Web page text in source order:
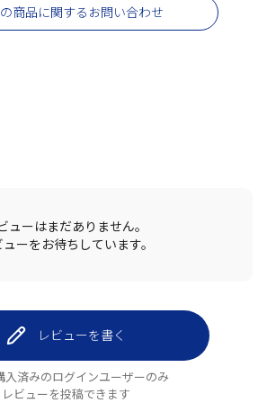
商品に関するお問い合わせ
ューはまだありません。
ューをお待ちしています。
レビューを書く
入済みのログインユーザーのみ
レビューを投稿できます